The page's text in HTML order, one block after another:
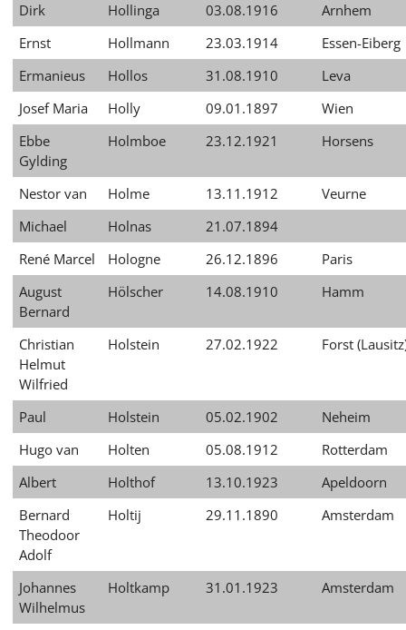
Dirk Hollinga 03.08.1916
Arnhem
Ernst
Hollmann 23.03.1914
Essen-Eiberg
Ermanieus
Hollos 31.08.1910
Leva
Josef Maria
Holly 09.01.1897
Wien
Ebbe
Gylding
Holmboe 23.12.1921 Horsens
Nestor van Holme 13.11.1912
Veurne
Michael
Holnas
21.07.1894
René Marcel
Hologne 26.12.1896
Paris
August
Bernard
Hölscher 14.08.1910 Hamm
Christian
Helmut
Wilfried
Holstein 27.02.1922 Forst
Paul Holstein 05.02.1902
Neheim
Hugo van
Holten 05.08.1912
Rotterdam
Albert
Holthof 13.10.1923
Apeldoorn
Bernard
Theodoor
Adolf
Holtij 29.11.1890 Amsterdam
Johannes
Wilhelmus
Holtkamp 31.01.1923 Amsterdam